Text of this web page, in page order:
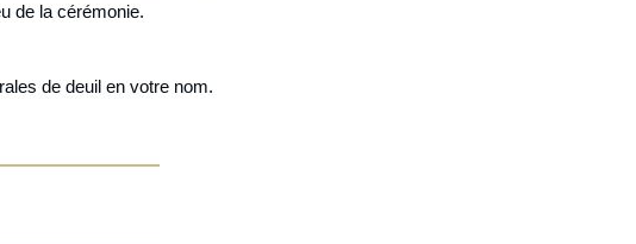
de la cérémonie.
de deuil en votre nom.